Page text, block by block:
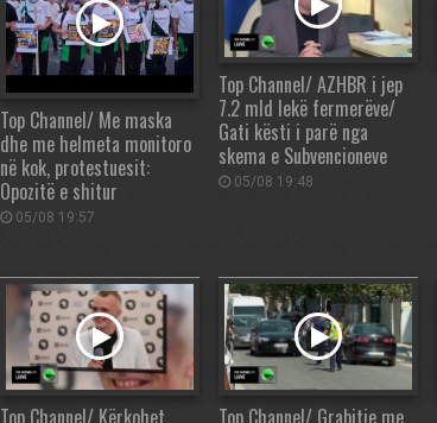
Top Channel/ Me maska
dhe me helmeta monitoro
në kok, protestuesit:
Opozitë e shitur
05/08 19:57
Top Channel/ AZHBR i jep
7.2 mld lekë fermerëve/
Gati kësti i parë nga
skema e Subvencioneve
05/08 19:48
Top Channel/ Kërkohet
Top Channel/ Grabitje me